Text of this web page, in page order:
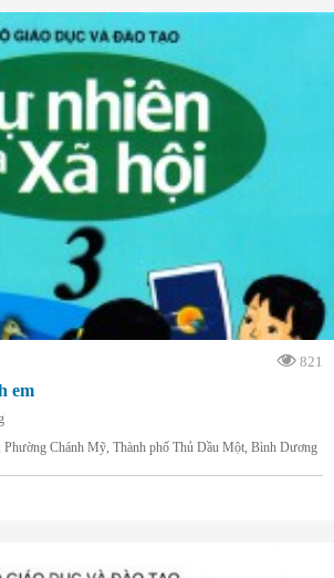
821
em
Chánh Mỹ, Thành phố Thủ Dầu Một, Bình Dương